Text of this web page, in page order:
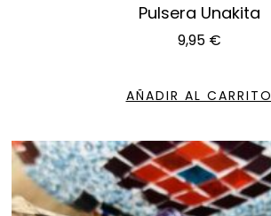
Pulsera Unakita
9,95 €
AÑADIR AL CARRITO